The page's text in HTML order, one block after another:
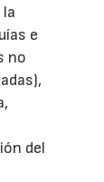
la
e
no
del